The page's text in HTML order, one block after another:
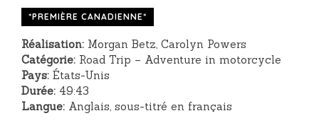
*PREMIÈRE CANADIENNE*
Réalisation: Morgan Betz, Carolyn Powers
Catégorie: Road Trip – Adventure in motorcycle
Pays: États-Unis
Durée: 49:43
Langue: Anglais, sous-titré en français